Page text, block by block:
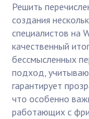
Решить
создания
специалистов на
качественный
бессмысленных
подход,
гарантирует
что особенно
работающих с